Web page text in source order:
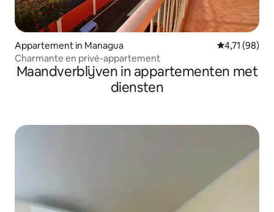
Appartement in Managua Gemiddelde
4,71 (98)
Charmante en privé-appartement
Maandverblijven in appartementen met
diensten